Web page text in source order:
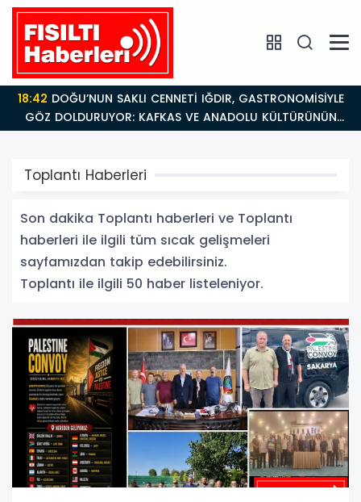
18:26Fısıltı Haberleri Iğdır Tanıtımları Devam Ediyor:
Türkiye’nin Doğu Kapısı Iğdır’ın Saklı Cennetleri
Keşfedilmeyi Bekliyor
Toplantı Haberleri
Son dakika Toplantı haberleri ve Toplantı
haberleri ile ilgili tüm sıcak gelişmeleri
sayfamızdan takip edebilirsiniz.
Toplantı ile ilgili 50 haber listeleniyor.